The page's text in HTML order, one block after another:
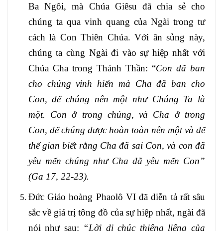
Ba Ngôi, mà Chúa Giêsu đã chia sẻ cho
chúng ta qua vinh quang của Ngài trong tư
cách là Con Thiên Chúa. Với ân sủng này,
chúng ta cùng Ngài đi vào sự hiệp nhất với
Chúa Cha trong Thánh Thần: “Con đã ban
cho chúng vinh hiển mà Cha đã ban cho
Con, để chúng nên một như Chúng Ta là
một. Con ở trong chúng, và Cha ở trong
Con, để chúng được hoàn toàn nên một và để
thế gian biết rằng Cha đã sai Con, và con đã
yêu mến chúng như Cha đã yêu mến Con”
(Ga 17, 22-23).
Đức Giáo hoàng Phaolô VI đã diễn tả rất sâu
sắc về giá trị tông đồ của sự hiệp nhất, ngài đã
nói như sau: “Lời di chúc thiêng liêng của